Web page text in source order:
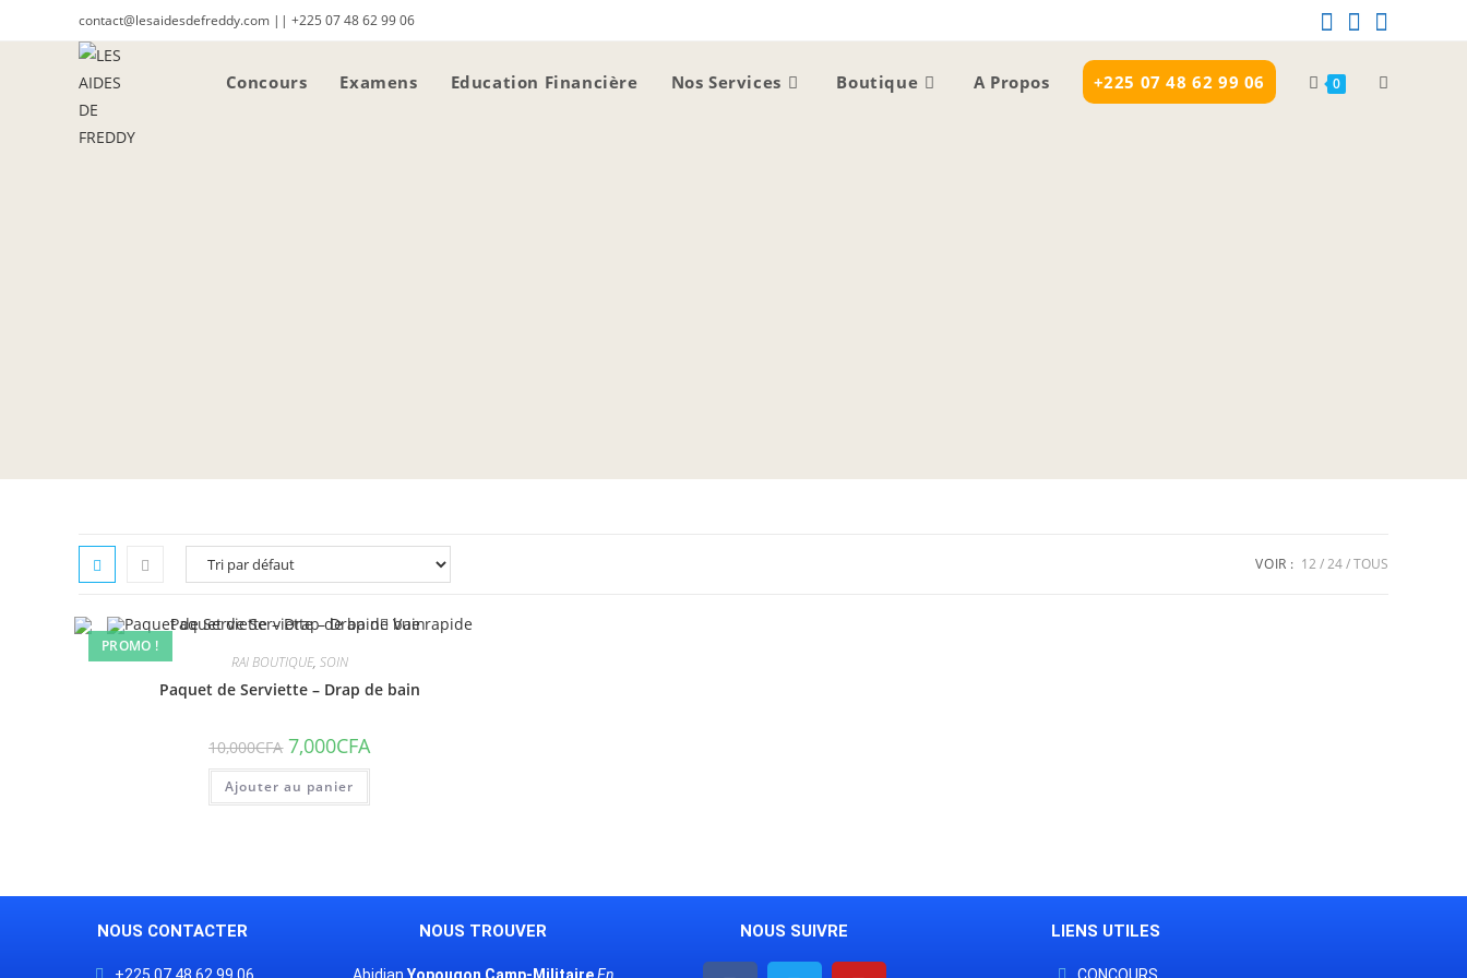
contact@lesaidesdefreddy.com || +225 07 48 62 99 06
Concours Examens Education Financière Nos Services Boutique A Propos +225 07 48 62 99 06 0
VOIR : 12 24 TOUS
PROMO !
Vue rapide
RAI BOUTIQUE, SOIN
Paquet de Serviette – Drap de bain
10,000CFA 7,000CFA
Ajouter au panier
NOUS CONTACTER
+225 07 48 62 99 06
NOUS TROUVER
Abidjan Yopougon Camp-Militaire En
NOUS SUIVRE LIENS UTILES
CONCOURS